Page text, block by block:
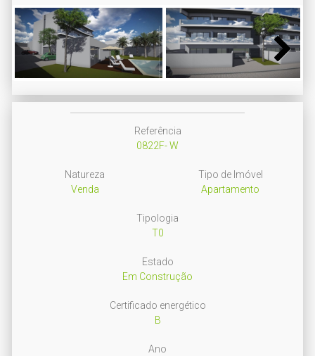
Next
Referência
0822F- W
Natureza
Venda
Tipo de Imóvel
Apartamento
Tipologia
T0
Estado
Em Construção
Certificado energético
B
Ano